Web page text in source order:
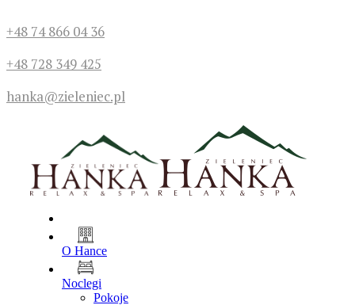
+48 74 866 04 36
+48 728 349 425
hanka@zieleniec.pl
O Hance
Noclegi
Pokoje